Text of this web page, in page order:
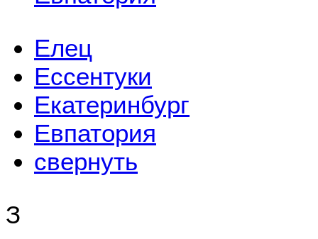
Елец
Ессентуки
Екатеринбург
Евпатория
свернуть
З